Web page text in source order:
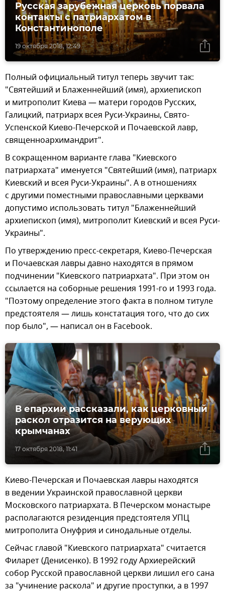
19 октября 2018, 12:49
Русская зарубежная церковь порвала
контакты с патриархатом в
Константинополе
Полный официальный титул теперь звучит так:
"Святейший и Блаженнейший (имя), архиепископ
и митрополит Киева — матери городов Русских,
Галицкий, патриарх всея Руси-Украины, Свято-
Успенской Киево-Печерской и Почаевской лавр,
священноархимандрит".
В сокращенном варианте глава "Киевского
патриархата" именуется "Святейший (имя), патриарх
Киевский и всея Руси-Украины". А в отношениях
с другими поместными православными церквами
допустимо использовать титул "Блаженнейший
архиепископ (имя), митрополит Киевский и всея Руси-
Украины".
По утверждению пресс-секретаря, Киево-Печерская
и Почаевская лавры давно находятся в прямом
подчинении "Киевского патриархата". При этом он
ссылается на соборные решения 1991-го и 1993 года.
"Поэтому определение этого факта в полном титуле
предстоятеля — лишь констатация того, что до сих
пор было", — написал он в Facebook.
17 октября 2018, 11:41
В епархии рассказали, как церковный
раскол отразится на верующих
крымчанах
Киево-Печерская и Почаевская лавры находятся
в ведении Украинской православной церкви
Московского патриархата. В Печерском монастыре
располагаются резиденция предстоятеля УПЦ
митрополита Онуфрия и синодальные отделы.
Сейчас главой "Киевского патриархата" считается
Филарет (Денисенко). В 1992 году Архиерейский
собор Русской православной церкви лишил его сана
за "учинение раскола" и другие проступки, а в 1997